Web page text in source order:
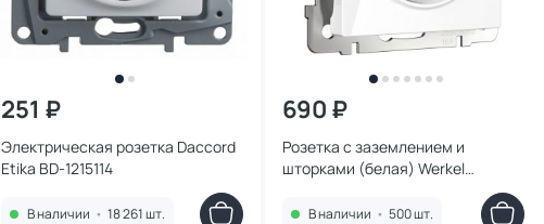
251 ₽
Электрическая розетка Daccord
Etika BD-1215114
В наличии • 18 261 шт.
690 ₽
Розетка с заземлением и
шторками (белая) Werkel
В наличии • 500 шт.